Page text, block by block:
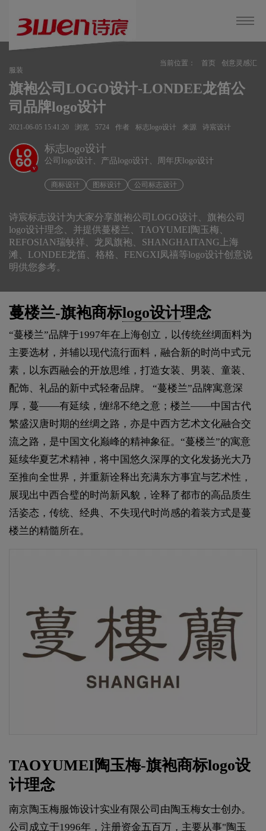
当前位置： 首页
创意灵感汇
服装
旗袍公司LOGO设计-LONDEE龙笛公
司品牌logo设计
2021-06-05 15:41:20 浏览 5724 作者 标志logo设计 来源 诗宸设计
v
标志logo设计
公司logo设计、产品logo设计、周年庆logo设计
商标设计 图标设计 公司标志设计
诗宸标志设计为大家分享旗袍公司LOGO设计、旗袍公司
logo设计理念、并提供蔓楼兰、TAOYUMEI陶玉梅、
REFOSIAN瑞蚨祥、龙凤旗袍、SHANGHAITANG上海
滩、LONDEE龙笛、格格、FENGXI凤禧等logo设计创意说
明供您参考。
蔓楼兰-旗袍商标logo设计理念
“蔓楼兰”品牌于1997年在上海创立，以传统丝绸面料为
主要选材，并辅以现代流行面料，融合新的时尚中式元
素，以东西融会的开放思维，打造女装、男装、童装、
配饰、礼品的新中式轻奢品牌。 “蔓楼兰”品牌寓意深
厚，蔓——有延续，缠绵不绝之意；楼兰——中国古代
繁盛汉唐时期的丝绸之路，亦是中西方艺术文化融合交
流之路，是中国文化巅峰的精神象征。“蔓楼兰”的寓意
延续华夏艺术精神，将中国悠久深厚的文化发扬光大乃
至推向全世界，并重新诠释出充满东方事宜与艺术性，
展现出中西合璧的时尚新风貌，诠释了都市的高品质生
活姿态，传统、经典、不失现代时尚感的着装方式是蔓
楼兰的精髓所在。
TAOYUMEI陶玉梅-旗袍商标logo设
计理念
南京陶玉梅服饰设计实业有限公司由陶玉梅女士创办。
公司成立于1996年，注册资金五百万，主要从事"陶玉